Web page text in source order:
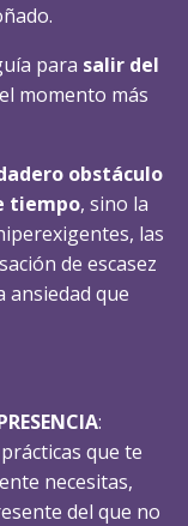
para salir del
momento más
obstáculo
tiempo, sino la
las
de escasez
ansiedad que
:
que te
necesitas,
del que no